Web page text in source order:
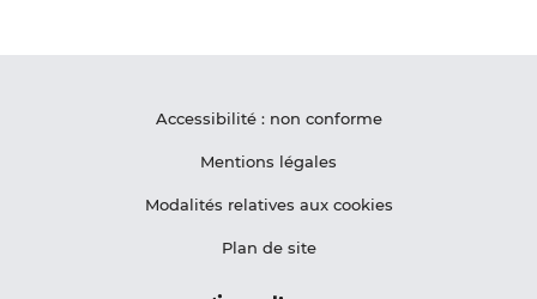
Accessibilité : non conforme
Mentions légales
Modalités relatives aux cookies
Plan de site